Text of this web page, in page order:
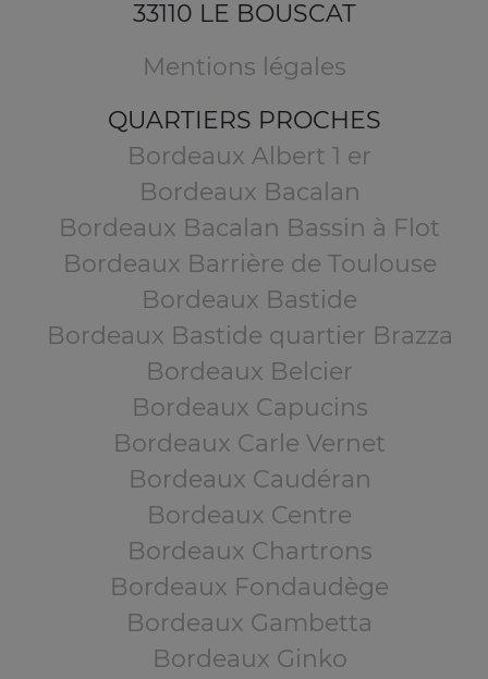
33110 LE BOUSCAT
Mentions légales
QUARTIERS PROCHES
Bordeaux Albert 1 er
Bordeaux Bacalan
Bordeaux Bacalan Bassin à Flot
Bordeaux Barrière de Toulouse
Bordeaux Bastide
Bordeaux Bastide quartier Brazza
Bordeaux Belcier
Bordeaux Capucins
Bordeaux Carle Vernet
Bordeaux Caudéran
Bordeaux Centre
Bordeaux Chartrons
Bordeaux Fondaudège
Bordeaux Gambetta
Bordeaux Ginko